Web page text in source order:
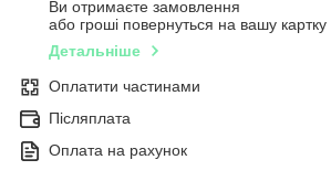
Ви отримаєте замовлення
або гроші повернуться на вашу картку
Детальніше
Оплатити частинами
Післяплата
Оплата на рахунок